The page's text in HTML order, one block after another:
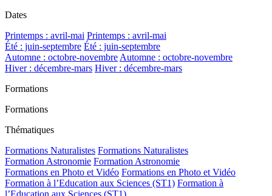
Dates
Printemps : avril-mai Printemps : avril-mai
Été : juin-septembre Été : juin-septembre
Automne : octobre-novembre Automne : octobre-novembre
Hiver : décembre-mars Hiver : décembre-mars
Formations
Formations
Thématiques
Formations Naturalistes Formations Naturalistes
Formation Astronomie Formation Astronomie
Formations en Photo et Vidéo Formations en Photo et Vidéo
Formation à l’Education aux Sciences (ST1) Formation à
l’Education aux Sciences (ST1)